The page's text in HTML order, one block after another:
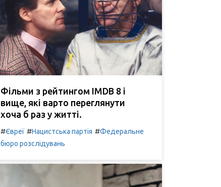
Фільми з рейтингом IMDB 8 і
вище, які варто переглянути
хоча б раз у житті.
#Євреї #Нацистська партія #Федеральне
бюро розслідувань